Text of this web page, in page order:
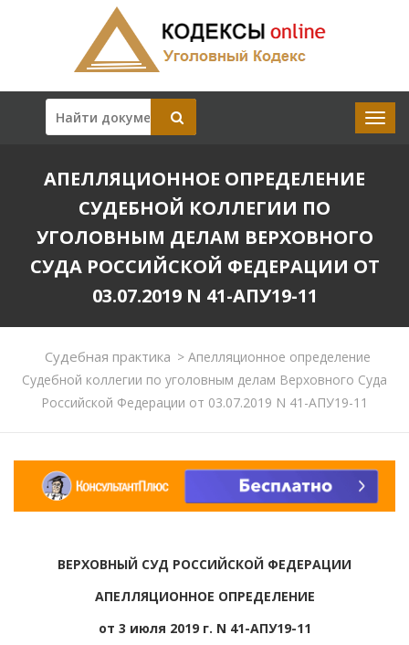
АПЕЛЛЯЦИОННОЕ ОПРЕДЕЛЕНИЕ
СУДЕБНОЙ КОЛЛЕГИИ ПО
УГОЛОВНЫМ ДЕЛАМ ВЕРХОВНОГО
СУДА РОССИЙСКОЙ ФЕДЕРАЦИИ ОТ
03.07.2019 N 41-АПУ19-11
Судебная практика > Апелляционное определение
Судебной коллегии по уголовным делам Верховного Суда
Российской Федерации от 03.07.2019 N 41-АПУ19-11
ВЕРХОВНЫЙ СУД РОССИЙСКОЙ ФЕДЕРАЦИИ
АПЕЛЛЯЦИОННОЕ ОПРЕДЕЛЕНИЕ
от 3 июля 2019 г. N 41-АПУ19-11